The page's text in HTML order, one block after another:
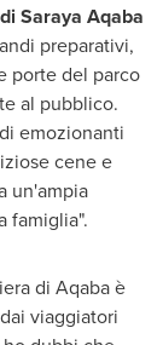
Saraya Aqaba
preparativi,
porte del parco
al pubblico.
emozionanti
cene e
un'ampia
famiglia".
di Aqaba è
viaggiatori